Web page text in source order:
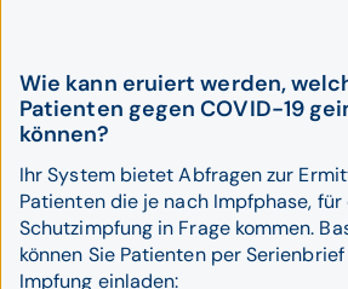
Wie kann eruiert werden,
Patienten gegen COVID-19
können?
Ihr System bietet Abfragen zur
Patienten die je nach Impfphase, für
Schutzimpfung in Frage kommen.
können Sie Patienten per
Impfung einladen: